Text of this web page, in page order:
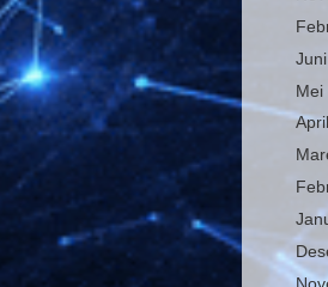
Juni
Mei
April